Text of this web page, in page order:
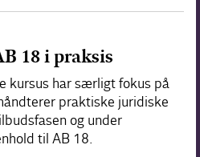
18 i praksis
kursus har særligt fokus på
praktiske juridiske
og under
til AB 18.